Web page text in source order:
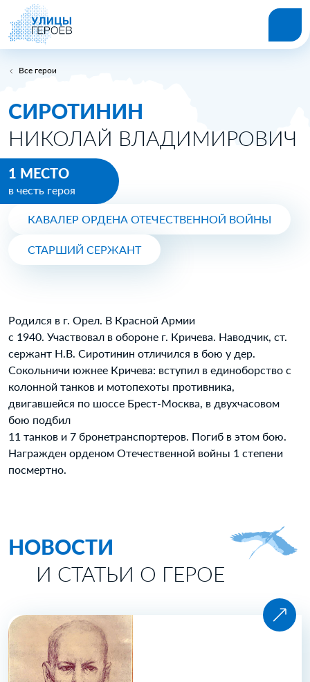
Все герои
СИРОТИНИН
НИКОЛАЙ ВЛАДИМИРОВИЧ
1 МЕСТО
в честь героя
КАВАЛЕР ОРДЕНА ОТЕЧЕСТВЕННОЙ ВОЙНЫ
СТАРШИЙ СЕРЖАНТ
Родился в г. Орел. В Красной Армии
с 1940. Участвовал в обороне г. Кричева. Наводчик, ст.
сержант Н.В. Сиротинин отличился в бою у дер.
Сокольничи южнее Кричева: вступил в единоборство с
колонной танков и мотопехоты противника,
двигавшейся по шоссе Брест-Москва, в двухчасовом
бою подбил
11 танков и 7 бронетранспортеров. Погиб в этом бою.
Награжден орденом Отечественной войны 1 степени
посмертно.
НОВОСТИ
И СТАТЬИ О ГЕРОЕ